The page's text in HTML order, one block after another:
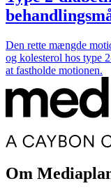
Den rette mængde
og kolesterol hos type
at fastholde motionen.
Om